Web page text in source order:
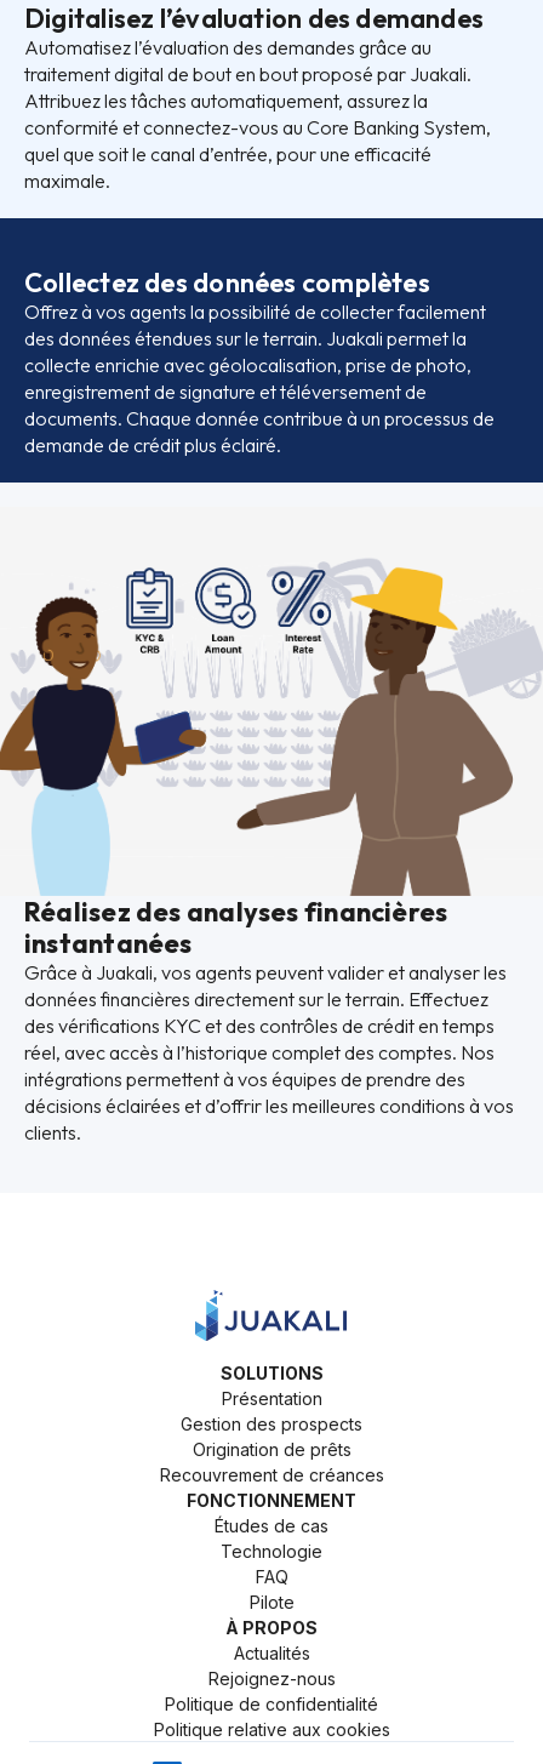
Digitalisez l’évaluation des demandes
Automatisez l’évaluation des demandes grâce au
traitement digital de bout en bout proposé par Juakali.
Attribuez les tâches automatiquement, assurez la
conformité et connectez-vous au Core Banking System,
quel que soit le canal d’entrée, pour une efficacité
maximale.
Collectez des données complètes
Offrez à vos agents la possibilité de collecter facilement
des données étendues sur le terrain. Juakali permet la
collecte enrichie avec géolocalisation, prise de photo,
enregistrement de signature et téléversement de
documents. Chaque donnée contribue à un processus de
demande de crédit plus éclairé.
Réalisez des analyses financières
instantanées
Grâce à Juakali, vos agents peuvent valider et analyser les
données financières directement sur le terrain. Effectuez
des vérifications KYC et des contrôles de crédit en temps
réel, avec accès à l’historique complet des comptes. Nos
intégrations permettent à vos équipes de prendre des
décisions éclairées et d’offrir les meilleures conditions à vos
clients.
SOLUTIONS
Présentation
Gestion des prospects
Origination de prêts
Recouvrement de créances
FONCTIONNEMENT
Études de cas
Technologie
FAQ
Pilote
À PROPOS
Actualités
Rejoignez-nous
Politique de confidentialité
Politique relative aux cookies